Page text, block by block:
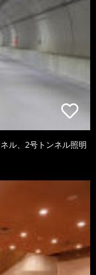
ル、2号トンネル照明